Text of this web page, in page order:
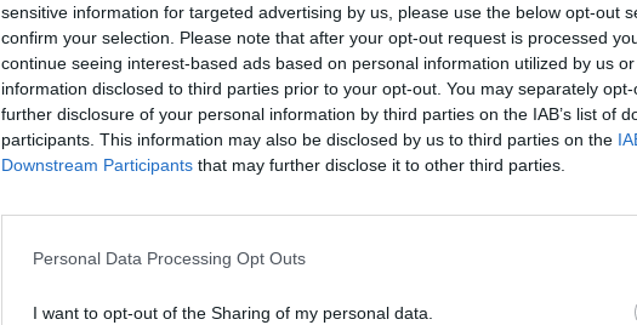
sensitive information for targeted advertising by us, please use the below opt-out
confirm your selection. Please note that after your opt-out request is processed
continue seeing interest-based ads based on personal information utilized by us
information disclosed to third parties prior to your opt-out. You may separately
further disclosure of your personal information by third parties on the IAB’s list of
participants. This information may also be disclosed by us to third parties on the
Downstream Participants that may further disclose it to other third parties.
Personal Data Processing Opt Outs
I want to opt-out of the Sharing of my personal data.